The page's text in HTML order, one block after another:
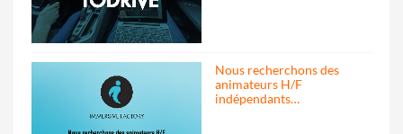
Nous recherchons des
animateurs H/F
indépendants…